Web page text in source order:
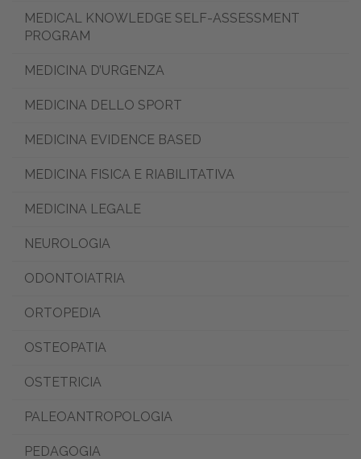
MEDICAL KNOWLEDGE SELF-ASSESSMENT
PROGRAM
MEDICINA D’URGENZA
MEDICINA DELLO SPORT
MEDICINA EVIDENCE BASED
MEDICINA FISICA E RIABILITATIVA
MEDICINA LEGALE
NEUROLOGIA
ODONTOIATRIA
ORTOPEDIA
OSTEOPATIA
OSTETRICIA
PALEOANTROPOLOGIA
PEDAGOGIA